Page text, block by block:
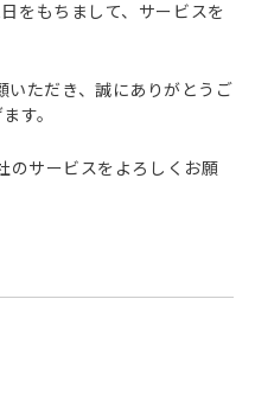
をもちまして、サービスを
ただき、誠にありがとうご
す。
のサービスをよろしくお願